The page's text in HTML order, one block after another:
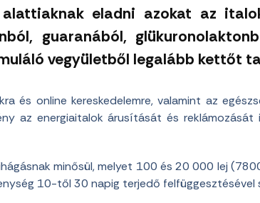
eladni azokat az
guaranából,
vegyületből legalább kettőt
és online kereskedelemre, valamint az
az energiaitalok árusítását és reklámozását
minősül, melyet 100 és 20 000 lej
10-től 30 napig terjedő felfüggesztésével